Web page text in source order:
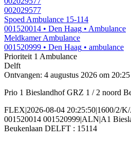
002029577
Spoed Ambulance 15-114
001520014 • Den Haag • Ambulance
Meldkamer Ambulance
001520999 • Den Haag • ambulance
Prioriteit 1 Ambulance
Delft
Ontvangen: 4 augustus 2026 om 20:25
Prio 1 Bieslandhof GRZ 1 / 2 noord
FLEX|2026-08-04 20:25:50|1600/2/
001520014 001520999|ALN|A1
Beukenlaan DELFT : 15114